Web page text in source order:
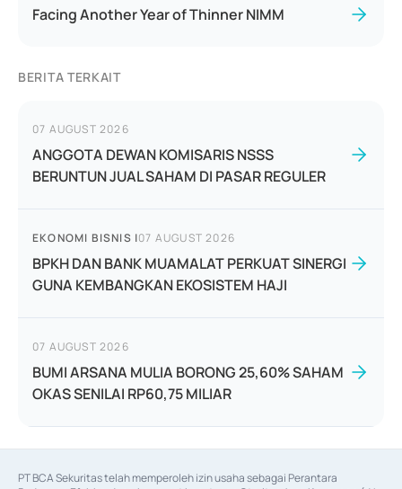
Facing Another Year of Thinner NIMM
BERITA TERKAIT
07 AUGUST 2026
ANGGOTA DEWAN KOMISARIS NSSS
BERUNTUN JUAL SAHAM DI PASAR REGULER
EKONOMI BISNIS |07 AUGUST 2026
BPKH DAN BANK MUAMALAT PERKUAT SINERGI
GUNA KEMBANGKAN EKOSISTEM HAJI
07 AUGUST 2026
BUMI ARSANA MULIA BORONG 25,60% SAHAM
OKAS SENILAI RP60,75 MILIAR
PT BCA Sekuritas telah memperoleh izin usaha sebagai Perantara